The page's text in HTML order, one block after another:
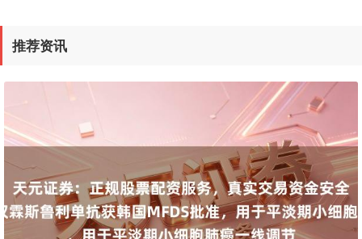
推荐资讯